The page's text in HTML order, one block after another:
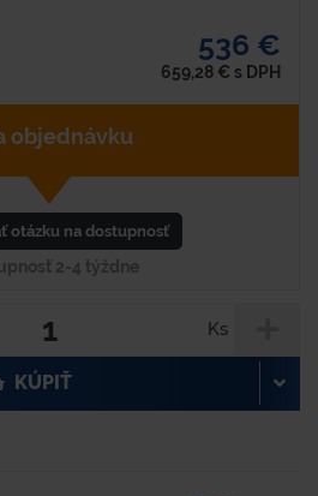
536 €
659,28 € s DPH
objednávku
otázku na dostupnosť
2-4 týždne
Ks
KÚPIŤ